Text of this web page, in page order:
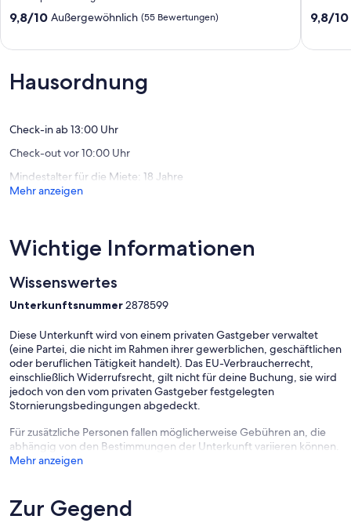
einen
entspannten,
9.8
(55
Bewertungen)
9,8/10 Außergewöhnlich (55 Bewertungen)
mit
9.8
9,8/10
Hausordnung
Check-in ab 13:00 Uhr
Check-out vor 10:00 Uhr
Mindestalter für die Miete: 18 Jahre
Mehr anzeigen
Wichtige Informationen
Wissenswertes
Unterkunftsnummer2878599
Diese Unterkunft wird von einem privaten Gastgeber verwaltet
(eine Partei, die nicht im Rahmen ihrer gewerblichen, geschäftlichen
oder beruflichen Tätigkeit handelt). Das EU-Verbraucherrecht,
einschließlich Widerrufsrecht, gilt nicht für deine Buchung, sie wird
jedoch von den vom privaten Gastgeber festgelegten
Stornierungsbedingungen abgedeckt.
Für zusätzliche Personen fallen möglicherweise Gebühren an, die
abhängig von den Bestimmungen der Unterkunft variieren können.
Mehr anzeigen
Zur Gegend